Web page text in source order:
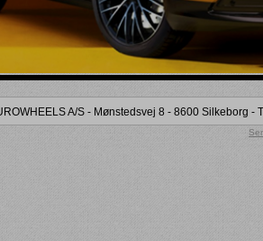
A/S - Mønstedsvej 8 - 8600 Silkeborg